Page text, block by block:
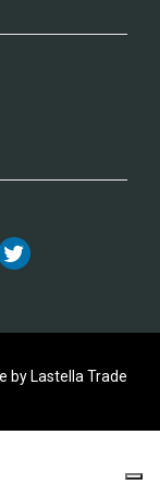
by Lastella Trade